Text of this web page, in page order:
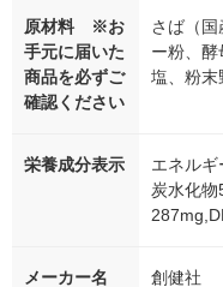
原材料 ※お
手元に届いた
商品を必ずご
確認ください
さば（
ー粉、
塩、粉末
栄養成分表示
エネル
炭水化物
メーカー名 創健社